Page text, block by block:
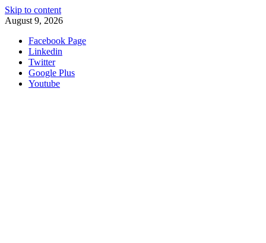
Skip to content
August 9, 2026
Facebook Page
Linkedin
Twitter
Google Plus
Youtube